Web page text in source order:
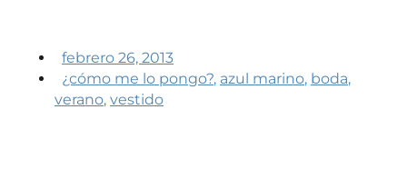
febrero 26, 2013
¿cómo me lo pongo?, azul marino, boda,
verano, vestido